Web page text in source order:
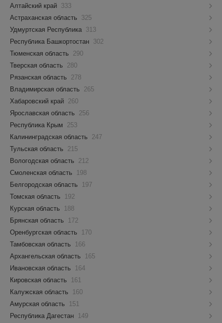
Алтайский край 333
Астраханская область
325
Удмуртская Республика 313
Республика Башкортостан 302
Тюменская область
290
Тверская область
280
Рязанская область
278
Владимирская область
265
Хабаровский край 260
Ярославская область
256
Республика Крым
253
Калининградская область
247
Тульская область
215
Вологодская область
212
Смоленская область
198
Белгородская область
197
Томская область
192
Курская область
188
Брянская область
172
Оренбургская область
170
Тамбовская область
166
Архангельская область
165
Ивановская область
164
Кировская область
161
Калужская область
160
Амурская область
151
Республика Дагестан
149